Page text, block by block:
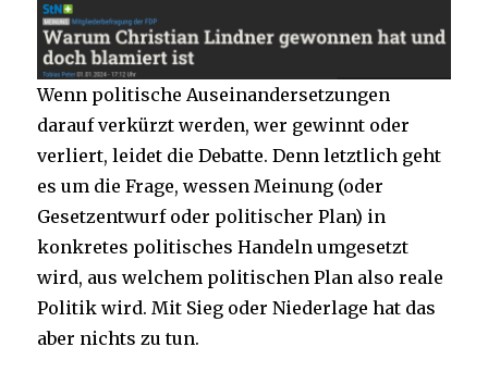
Wenn politische Auseinandersetzungen
darauf verkürzt werden, wer gewinnt oder
verliert, leidet die Debatte. Denn letztlich geht
es um die Frage, wessen Meinung (oder
Gesetzentwurf oder politischer Plan) in
konkretes politisches Handeln umgesetzt
wird, aus welchem politischen Plan also reale
Politik wird. Mit Sieg oder Niederlage hat das
aber nichts zu tun.